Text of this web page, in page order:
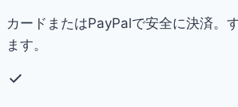
カードまたはPayPalで安全に決済。
ます。